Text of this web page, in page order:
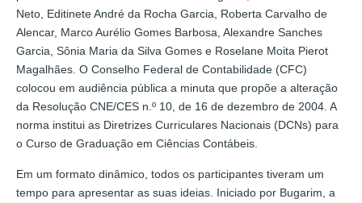
Neto, Editinete André da Rocha Garcia, Roberta Carvalho de
Alencar, Marco Aurélio Gomes Barbosa, Alexandre Sanches
Garcia, Sônia Maria da Silva Gomes e Roselane Moita Pierot
Magalhães. O Conselho Federal de Contabilidade (CFC)
colocou em audiência pública a minuta que propõe a alteração
da Resolução CNE/CES n.º 10, de 16 de dezembro de 2004. A
norma institui as Diretrizes Curriculares Nacionais (DCNs) para
o Curso de Graduação em Ciências Contábeis.
Em um formato dinâmico, todos os participantes tiveram um
tempo para apresentar as suas ideias. Iniciado por Bugarim, a